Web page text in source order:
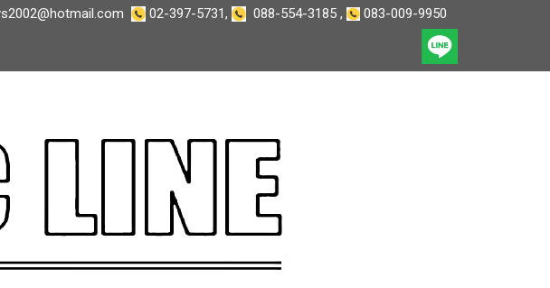
02-397-5731, 088-554-3185 , 083-009-9950